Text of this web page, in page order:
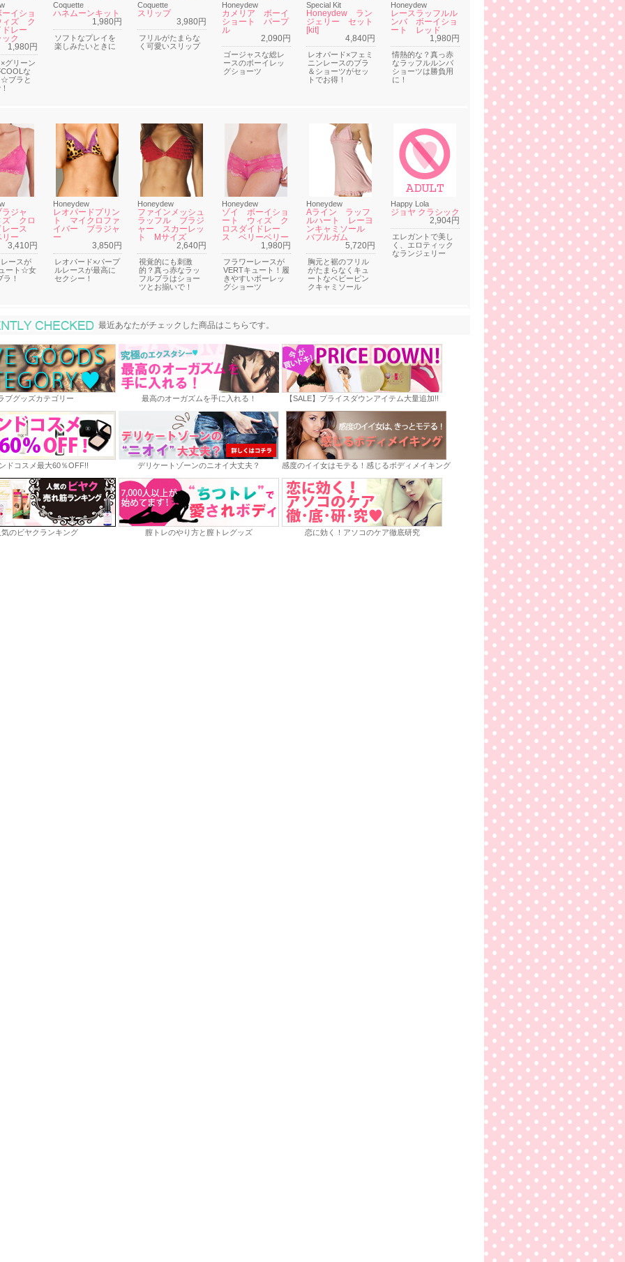
イショ
ズ ク
レー
ク
1,980円
グリーン
な
☆ブラと
Coquette
ハネムーンキット
1,980円
ソフトなプレイを
楽しみたいときに
Coquette
スリップ
3,980円
フリルがたまらな
く可愛いスリップ
Honeydew
カメリア ボーイ
ショート パープ
ル
2,090円
ゴージャスな総レ
ースのボーイレッ
グショーツ
Special Kit
Honeydew ラン
ジェリー セット
[kit]
4,840円
レオパード×フェミ
ニンレースのブラ
＆ショーツがセッ
トでお得！
Honeydew
レースラッフルル
ンバ ボーイショ
ート レッド
1,980円
情熱的な？真っ赤
なラッフルルンバ
ショーツは勝負用
に！
ジャ
クロ
レース
ー
3,410円
ースが
ート☆女
！
Honeydew
レオパードプリン
ト マイクロファ
イバー ブラジャ
ー
3,850円
レオパード×パープ
ルレースが最高に
セクシー！
Honeydew
ファインメッシュ
ラッフル ブラジ
ャー スカーレッ
ト Mサイズ
2,640円
視覚的にも刺激
的？真っ赤なラッ
フルブラはショー
ツとお揃いで！
Honeydew
ゾイ ボーイショ
ート ウィズ ク
ロスダイドレー
ス ベリーベリー
1,980円
フラワーレースが
VERTキュート！履
きやすいボーレッ
グショーツ
Honeydew
Aライン ラッフ
ルハート レーヨ
ンキャミソール
バブルガム
5,720円
胸元と裾のフリル
がたまらなくキュ
ートなベビーピン
クキャミソール
Happy Lola
ジョヤ クラシック
2,904円
エレガントで美し
く、エロティック
なランジェリー
最近あなたがチェックした商品
最近あなたがチェックした商品はこちらです。
ブグッズカテゴリー 最高のオーガズムを手に入れる！ 【SALE】プライスダウンアイテム大量追加!!
ドコスメ最大60％OFF!! デリケートゾーンのニオイ大丈夫？ 感度のイイ女はモテる！感じるボディメイキング
のビヤクランキング 膣トレのやり方と膣トレグッズ 恋に効く！アソコのケア徹底研究